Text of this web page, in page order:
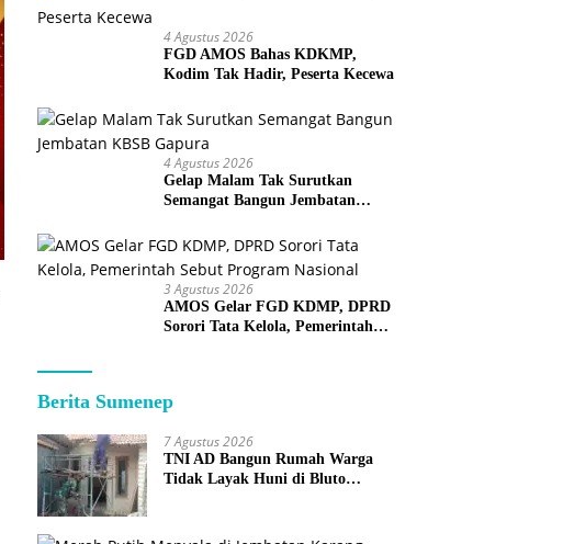
4 Agustus 2026
FGD AMOS Bahas KDKMP,
Kodim Tak Hadir, Peserta Kecewa
4 Agustus 2026
Gelap Malam Tak Surutkan
Semangat Bangun Jembatan
3 Agustus 2026
AMOS Gelar FGD KDMP, DPRD
Sorori Tata Kelola, Pemerintah
Berita Sumenep
7 Agustus 2026
TNI AD Bangun Rumah Warga
Tidak Layak Huni di Bluto